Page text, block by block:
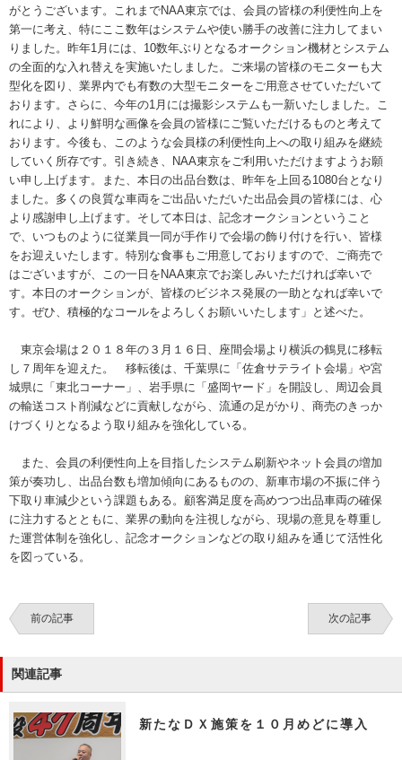
がとうございます。これまでNAA東京では、会員の皆様の利便性向上を
第一に考え、特にここ数年はシステムや使い勝手の改善に注力してまい
りました。昨年1月には、10数年ぶりとなるオークション機材とシステム
の全面的な入れ替えを実施いたしました。ご来場の皆様のモニターも大
型化を図り、業界内でも有数の大型モニターをご用意させていただいて
おります。さらに、今年の1月には撮影システムも一新いたしました。こ
れにより、より鮮明な画像を会員の皆様にご覧いただけるものと考えて
おります。今後も、このような会員様の利便性向上への取り組みを継続
していく所存です。引き続き、NAA東京をご利用いただけますようお願
い申し上げます。また、本日の出品台数は、昨年を上回る1080台となり
ました。多くの良質な車両をご出品いただいた出品会員の皆様には、心
より感謝申し上げます。そして本日は、記念オークションということ
で、いつものように従業員一同が手作りで会場の飾り付けを行い、皆様
をお迎えいたします。特別な食事もご用意しておりますので、ご商売で
はございますが、この一日をNAA東京でお楽しみいただければ幸いで
す。本日のオークションが、皆様のビジネス発展の一助となれば幸いで
す。ぜひ、積極的なコールをよろしくお願いいたします」と述べた。
東京会場は２０１８年の３月１６日、座間会場より横浜の鶴見に移転
し７周年を迎えた。 移転後は、千葉県に「佐倉サテライト会場」や宮
城県に「東北コーナー」、岩手県に「盛岡ヤード」を開設し、周辺会員
の輸送コスト削減などに貢献しながら、流通の足がかり、商売のきっか
けづくりとなるよう取り組みを強化している。
また、会員の利便性向上を目指したシステム刷新やネット会員の増加
策が奏功し、出品台数も増加傾向にあるものの、新車市場の不振に伴う
下取り車減少という課題もある。顧客満足度を高めつつ出品車両の確保
に注力するとともに、業界の動向を注視しながら、現場の意見を尊重し
た運営体制を強化し、記念オークションなどの取り組みを通じて活性化
を図っている。
前の記事 次の記事
関連記事
新たなＤＸ施策を１０月めどに導入